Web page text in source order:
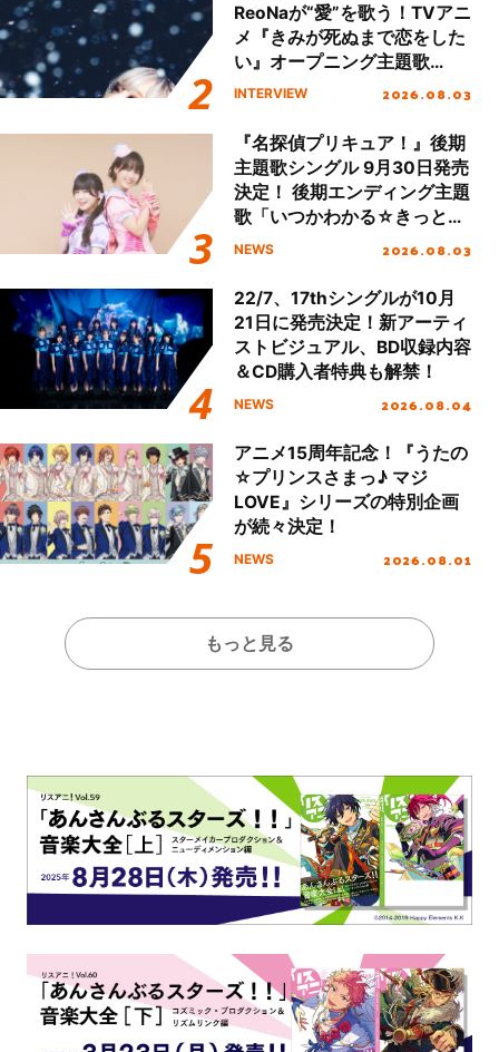
ReoNaが“愛”を歌う！TVアニ
メ『きみが死ぬまで恋をした
い』オープニング主題歌
「Amore」インタビュー
INTERVIEW 2026.08.03
『名探偵プリキュア！』後期
主題歌シングル 9月30日発売
決定！ 後期エンディング主題
歌「いつかわかる☆きっとあ
える」TVサイズ先行配信開
NEWS 2026.08.03
22/7、17thシングルが10月
21日に発売決定！新アーティ
ストビジュアル、BD収録内容
＆CD購入者特典も解禁！
NEWS 2026.08.04
アニメ15周年記念！『うたの
☆プリンスさまっ♪ マジ
LOVE』シリーズの特別企画
が続々決定！
NEWS 2026.08.01
もっと見る